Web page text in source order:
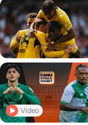
Video